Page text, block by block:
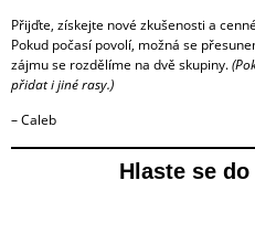
Přijďte, získejte nové zkušenosti a
Pokud počasí povolí, možná se
zájmu se rozdělíme na dvě skupiny.
přidat i jiné rasy.)
– Caleb
Hlaste se